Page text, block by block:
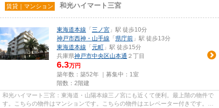
賃貸｜マンション 和光ハイマート三宮
東海道本線 「 三ノ宮 」駅 徒歩10分
神戸市西神・山手線 「 県庁前 」駅 徒歩13分
東海道本線 「 元町 」駅 徒歩15分
兵庫県神戸市中央区山本通 ２丁目
6.3万円
築年数：築52年 ｜募集中： 1室
階数：2階建
和光ハイマート三宮：東海道・山陽本線三ノ宮にも近くて便利。最上階の物件で
す。こちらの物件はマンションです。こちらの物件はエレベーター付きです。神